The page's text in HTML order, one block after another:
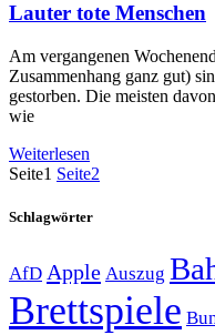
Lauter tote Menschen
Am vergangenen
Zusammenhang ganz gut)
gestorben. Die meisten
wie
Weiterlesen
Seite1 Seite2
Schlagwörter
AfD Apple Auszug
Brettspiele